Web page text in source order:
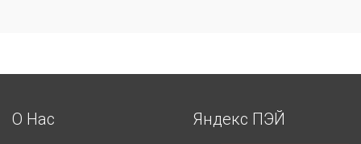
О Нас Яндекс ПЭЙ